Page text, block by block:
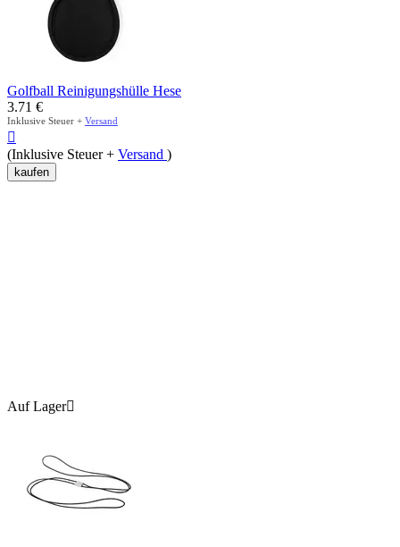
Golfball Reinigungshülle Hese
3.71 €
Inklusive Steuer + Versand

(Inklusive Steuer + Versand )
kaufen
Auf Lager